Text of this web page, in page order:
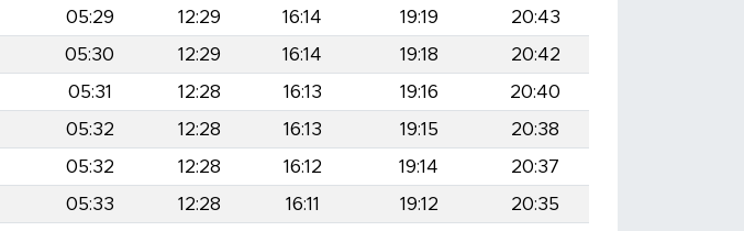
05:29 12:29 16:14 19:19
20:43
05:30 12:29 16:14 19:18
20:42
05:31 12:28 16:13 19:16
20:40
05:32 12:28 16:13 19:15
20:38
05:32 12:28 16:12 19:14
20:37
05:33 12:28 16:11 19:12
20:35